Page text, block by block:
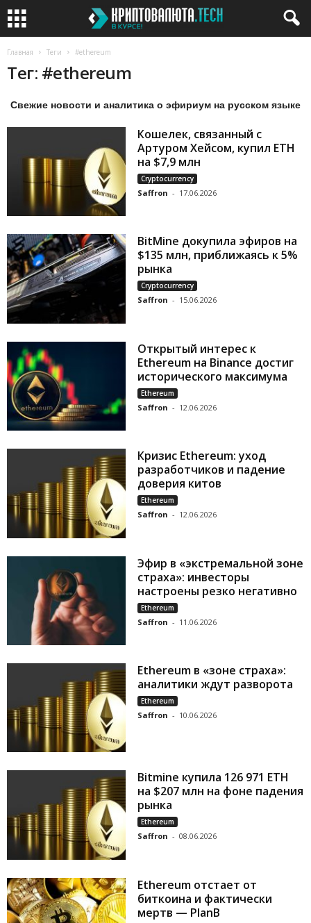
Главная Теги #ethereum
Тег: #ethereum
Свежие новости и аналитика о эфириум на русском языке
Кошелек, связанный с
Артуром Хейсом, купил ETH
на $7,9 млн
Cryptocurrency
Saffron - 17.06.2026
BitMine докупила эфиров на
$135 млн, приближаясь к 5%
рынка
Cryptocurrency
Saffron - 15.06.2026
Открытый интерес к
Ethereum на Binance достиг
исторического максимума
Ethereum
Saffron - 12.06.2026
Кризис Ethereum: уход
разработчиков и падение
доверия китов
Ethereum
Saffron - 12.06.2026
Эфир в «экстремальной зоне
страха»: инвесторы
настроены резко негативно
Ethereum
Saffron - 11.06.2026
Ethereum в «зоне страха»:
аналитики ждут разворота
Ethereum
Saffron - 10.06.2026
Bitmine купила 126 971 ETH
на $207 млн на фоне падения
рынка
Ethereum
Saffron - 08.06.2026
Ethereum отстает от
биткоина и фактически
мертв — PlanB